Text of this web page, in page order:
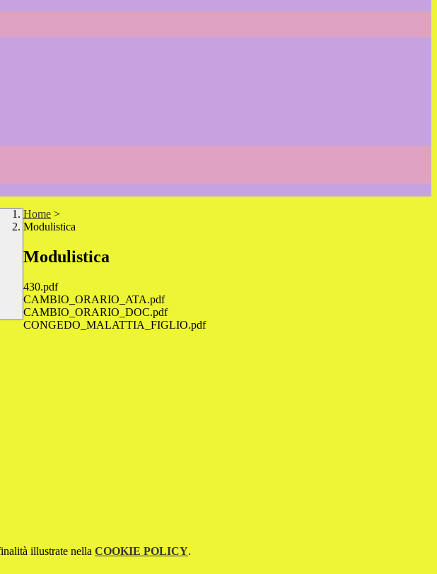
Home >
Modulistica
Modulistica
430.pdf
CAMBIO_ORARIO_ATA.pdf
CAMBIO_ORARIO_DOC.pdf
CONGEDO_MALATTIA_FIGLIO.pdf
illustrate nella COOKIE POLICY.